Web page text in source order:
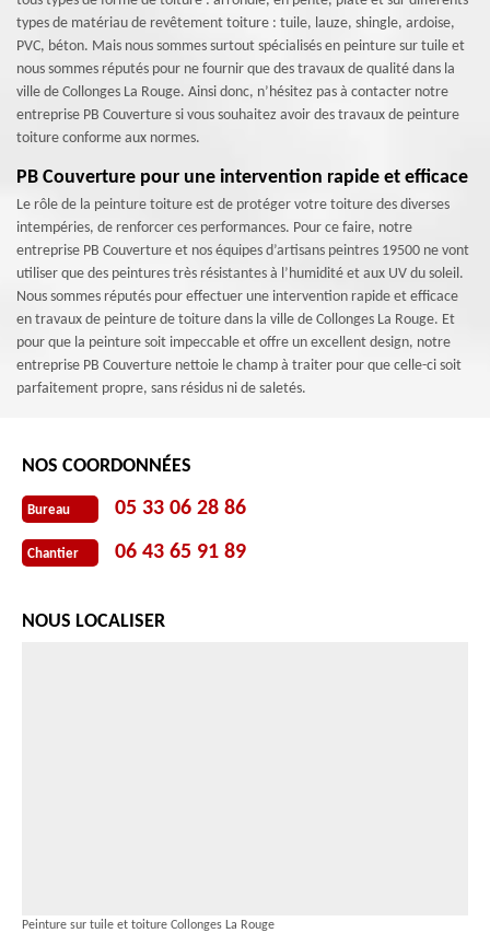
types de matériau de revêtement toiture : tuile, lauze, shingle, ardoise,
PVC, béton. Mais nous sommes surtout spécialisés en peinture sur tuile et
nous sommes réputés pour ne fournir que des travaux de qualité dans la
ville de Collonges La Rouge. Ainsi donc, n’hésitez pas à contacter notre
entreprise PB Couverture si vous souhaitez avoir des travaux de peinture
toiture conforme aux normes.
PB Couverture pour une intervention rapide et efficace
Le rôle de la peinture toiture est de protéger votre toiture des diverses
intempéries, de renforcer ces performances. Pour ce faire, notre
entreprise PB Couverture et nos équipes d’artisans peintres 19500 ne vont
utiliser que des peintures très résistantes à l’humidité et aux UV du soleil.
Nous sommes réputés pour effectuer une intervention rapide et efficace
en travaux de peinture de toiture dans la ville de Collonges La Rouge. Et
pour que la peinture soit impeccable et offre un excellent design, notre
entreprise PB Couverture nettoie le champ à traiter pour que celle-ci soit
parfaitement propre, sans résidus ni de saletés.
NOS COORDONNÉES
Bureau 05 33 06 28 86
Chantier 06 43 65 91 89
NOUS LOCALISER
Peinture sur tuile et toiture Collonges La Rouge